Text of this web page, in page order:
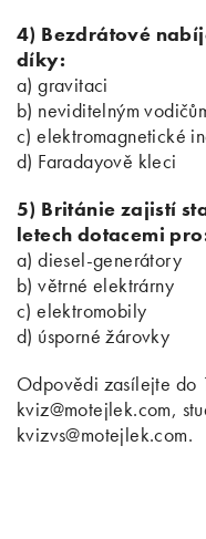
4) Bezdrátové
díky:
a) gravitaci
b) neviditelným
c) elektromagnetické
d) Faradayově kleci
5) Británie zajistí
letech dotacemi
a) diesel-generátory
b) větrné elektrárny
c) elektromobily
d) úsporné žárovky
Odpovědi zasílejte do
kviz@motejlek.com,
kvizvs@motejlek.com.